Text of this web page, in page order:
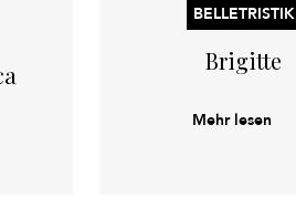
BELLETRISTIK
Brigitte
Mehr lesen